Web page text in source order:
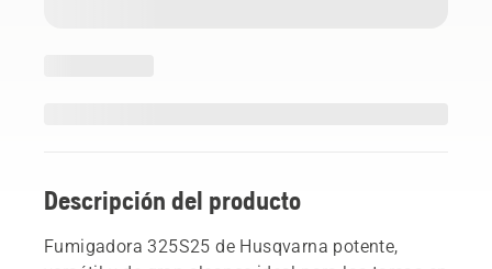
Descripción del producto
Fumigadora 325S25 de Husqvarna potente,